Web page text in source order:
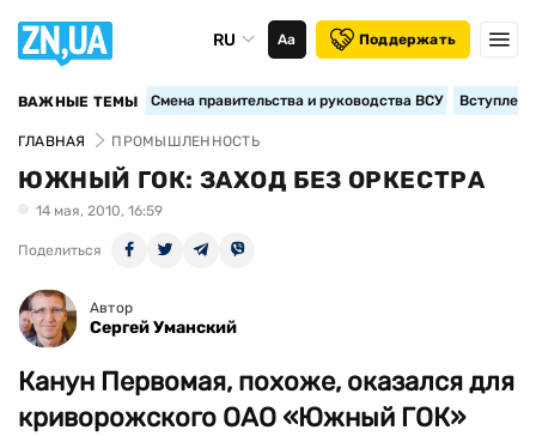
RU Аа Поддержать
ВАЖНЫЕ ТЕМЫ Смена правительства и руководства ВСУ
ГЛАВНАЯ ПРОМЫШЛЕННОСТЬ
ЮЖНЫЙ ГОК: ЗАХОД БЕЗ ОРКЕСТРА
14 мая, 2010, 16:59
Поделиться
Автор
Сергей Уманский
Канун Первомая, похоже, оказался для
криворожского ОАО «Южный ГОК»